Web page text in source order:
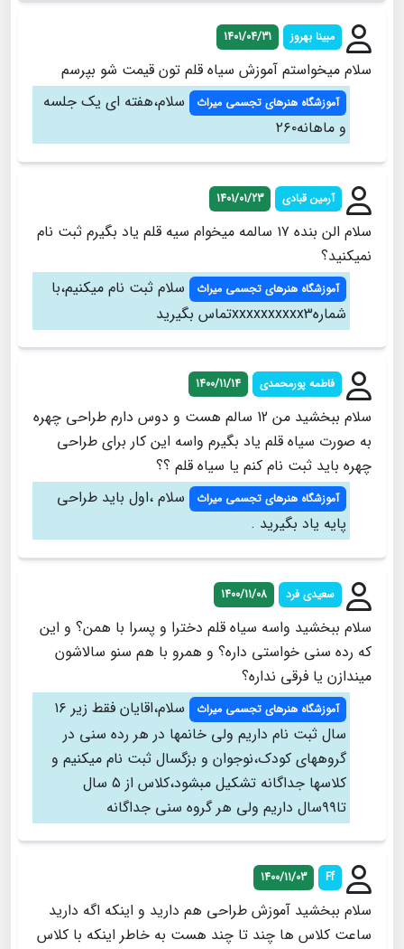
مبینا بهروز 1401/04/31
سلام میخواستم آموزش سیاه قلم تون قیمت شو بپرسم
آموزشگاه هنرهای تجسمی میراث
سلام،هفته ای یک جلسه
و ماهانه۲۶۰
آرمين قبادي 1401/01/23
سلام الن بنده ١٧ سالمه ميخوام سيه قلم ياد بگيرم ثبت نام
نميكنيد؟
آموزشگاه هنرهای تجسمی میراث
سلام ثبت نام میکنیم،با
شمارهxxxxxxxxxx3تماس بگیرید
فاطمه پورمحمدی 1400/11/14
سلام ببخشید من 12 سالم هست و دوس دارم طراحی چهره
به صورت سیاه قلم یاد بگیرم واسه این کار برای طراحی
چهره باید ثبت نام کنم یا سیاه قلم ؟؟
آموزشگاه هنرهای تجسمی میراث
سلام ،اول باید طراحی
پایه یاد بگیرید .
سعیدی فرد 1400/11/08
سلام ببخشید واسه سیاه قلم دخترا و پسرا با همن؟ و این
که رده سنی خواستی داره؟ و همرو با هم سنو سالاشون
میندازن یا فرقی نداره؟
آموزشگاه هنرهای تجسمی میراث
سلام،اقایان فقط زیر ۱۶
سال ثبت نام داریم ولی خانمها در هر رده سنی در
گروههای کودک،نوجوان و بزگسال ثبت نام میکنیم و
کلاسها جداگانه تشکیل مبشود،کلاس از ۵ سال
تا۹۹سال داریم ولی هر گروه سنی جداگانه
Ff
1400/11/03
سلام ببخشید آموزش طراحی هم دارید و اینکه اگه دارید
ساعت کلاس ها چند تا چند هست به خاطر اینکه با کلاس